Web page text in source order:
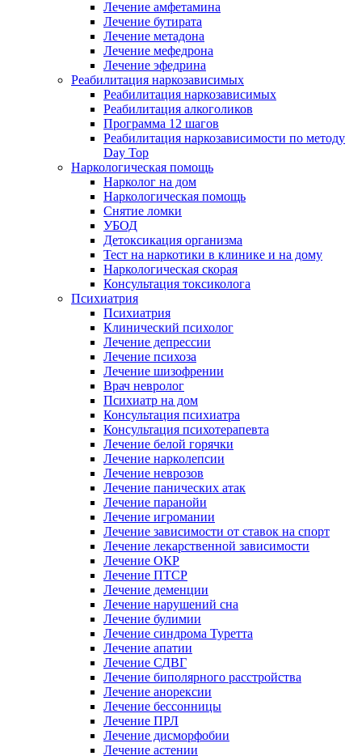
Лечение амфетамина
Лечение бутирата
Лечение метадона
Лечение мефедрона
Лечение эфедрина
Реабилитация наркозависимых
Реабилитация наркозависимых
Реабилитация алкоголиков
Программа 12 шагов
Реабилитация наркозависимости по методу
Day Top
Наркологическая помощь
Нарколог на дом
Наркологическая помощь
Снятие ломки
УБОД
Детоксикация организма
Тест на наркотики в клинике и на дому
Наркологическая скорая
Консультация токсиколога
Психиатрия
Психиатрия
Клинический психолог
Лечение депрессии
Лечение психоза
Лечение шизофрении
Врач невролог
Психиатр на дом
Консультация психиатра
Консультация психотерапевта
Лечение белой горячки
Лечение нарколепсии
Лечение неврозов
Лечение панических атак
Лечение паранойи
Лечение игромании
Лечение зависимости от ставок на спорт
Лечение лекарственной зависимости
Лечение ОКР
Лечение ПТСР
Лечение деменции
Лечение нарушений сна
Лечение булимии
Лечение синдрома Туретта
Лечение апатии
Лечение СДВГ
Лечение биполярного расстройства
Лечение анорексии
Лечение бессонницы
Лечение ПРЛ
Лечение дисморфобии
Лечение астении